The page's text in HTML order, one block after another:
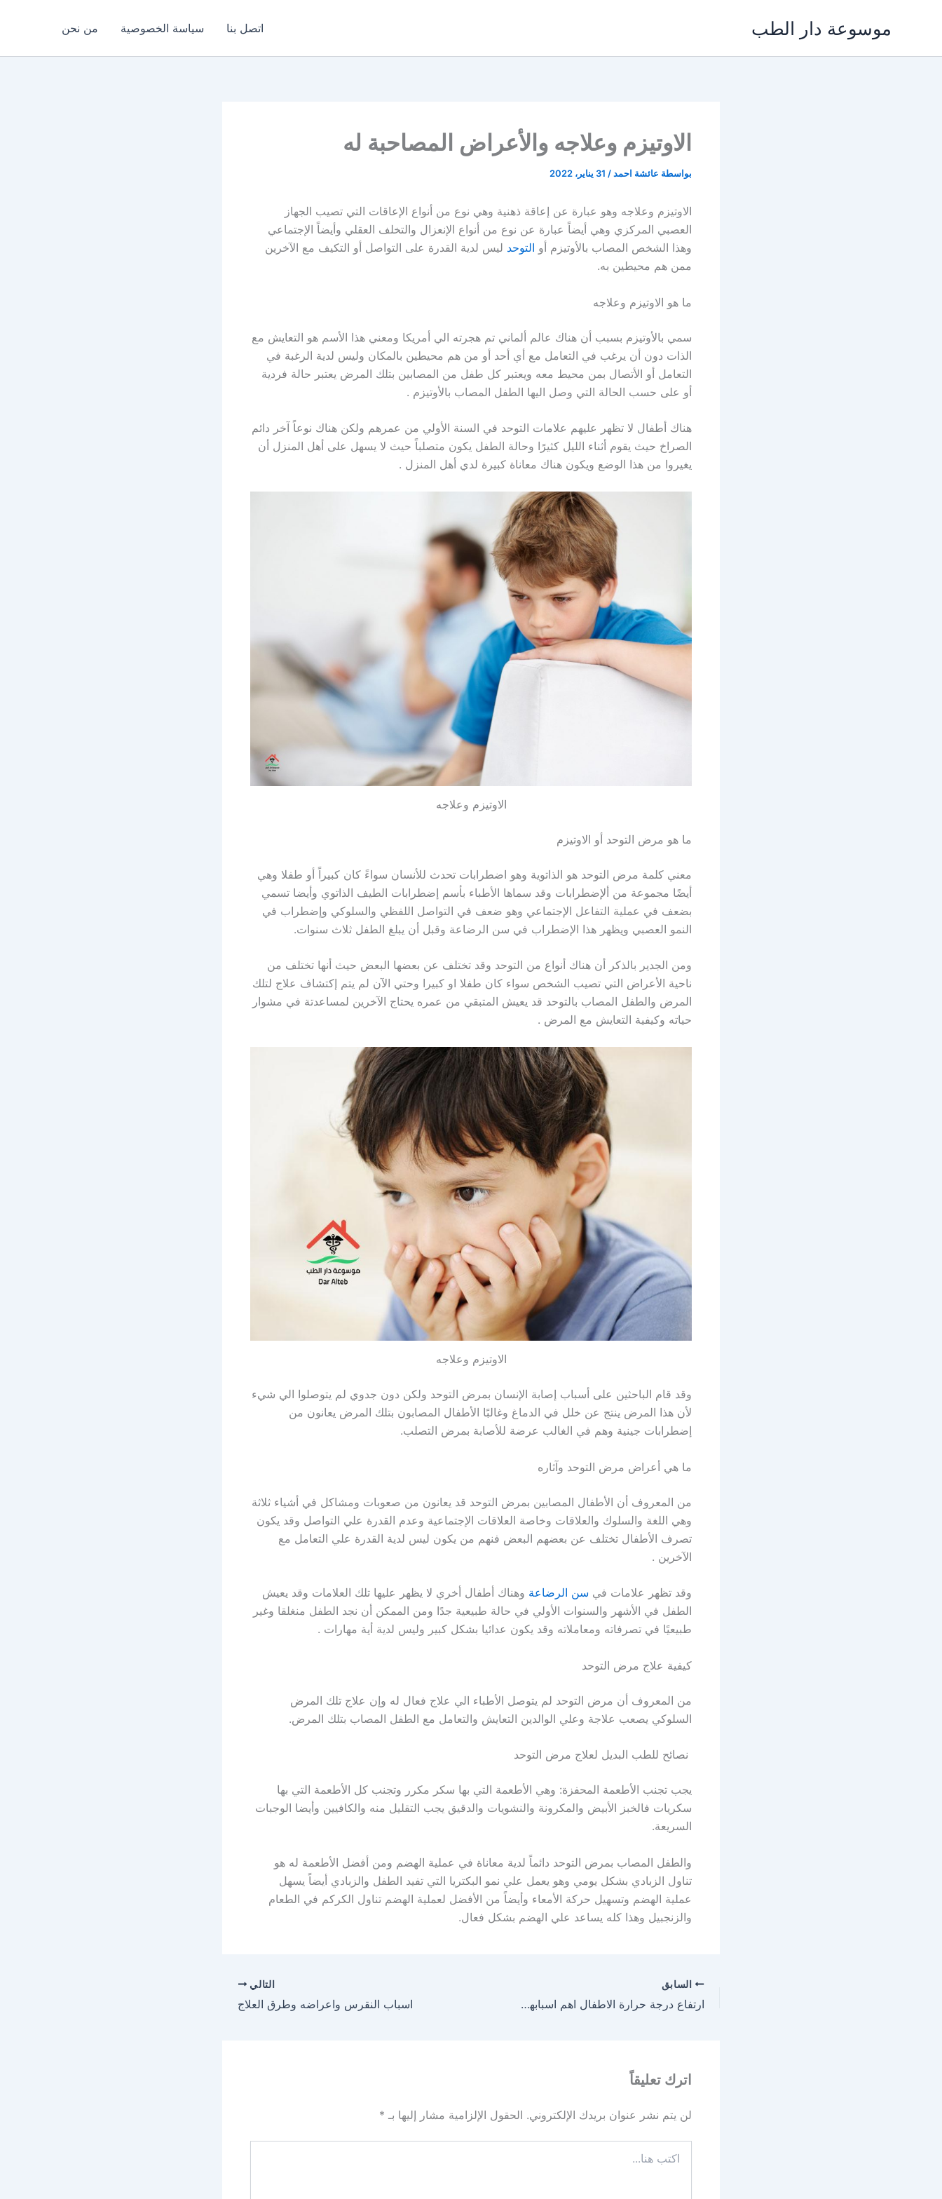
موسوعة دار الطب اتصل بنا سياسة الخصوصية من نحن
الاوتيزم وعلاجه والأعراض المصاحبة له
بواسطة عائشة احمد/ 31 يناير، 2022
الاوتيزم وعلاجه وهو عبارة عن إعاقة ذهنية وهي نوع من أنواع الإعاقات التي تصيب الجهاز
العصبي المركزي وهي أيضاً عبارة عن نوع من أنواع الإنعزال والتخلف العقلي وأيضاً الإجتماعي
وهذا الشخص المصاب بالأوتيزم أو التوحد ليس لدية القدرة على التواصل أو التكيف مع الآخرين
ممن هم محيطين به.
ما هو الاوتيزم وعلاجه
سمي بالأوتيزم بسبب أن هناك عالم ألماني تم هجرته الي أمريكا ومعني هذا الأسم هو التعايش مع
الذات دون أن يرغب في التعامل مع أي أحد أو من هم محيطين بالمكان وليس لدية الرغبة في
التعامل أو الأتصال بمن محيط معه ويعتبر كل طفل من المصابين بتلك المرض يعتبر حالة فردية
أو على حسب الحالة التي وصل اليها الطفل المصاب بالأوتيزم .
هناك أطفال لا تظهر عليهم علامات التوحد في السنة الأولي من عمرهم ولكن هناك نوعاً آخر دائم
الصراخ حيث يقوم أثناء الليل كثيرًا وحالة الطفل يكون متصلباً حيث لا يسهل على أهل المنزل أن
يغيروا من هذا الوضع ويكون هناك معاناة كبيرة لدي أهل المنزل .
الاوتيزم وعلاجه
ما هو مرض التوحد أو الاوتيزم
معني كلمة مرض التوحد هو الذاتوية وهو اضطرابات تحدث للأنسان سواءً كان كبيراً أو طفلا وهي
أيضًا مجموعة من ألإضطرابات وقد سماها الأطباء بأسم إضطرابات الطيف الذاتوي وأيضا تسمي
بضعف في عملية التفاعل الإجتماعي وهو ضعف في التواصل اللفظي والسلوكي وإضطراب في
النمو العصبي ويظهر هذا الإضطراب في سن الرضاعة وقبل أن يبلغ الطفل ثلاث سنوات.
ومن الجدير بالذكر أن هناك أنواع من التوحد وقد تختلف عن بعضها البعض حيث أنها تختلف من
ناحية الأعراض التي تصيب الشخص سواء كان طفلا او كبيرا وحتي الآن لم يتم إكتشاف علاج لتلك
المرض والطفل المصاب بالتوحد قد يعيش المتبقي من عمره يحتاج الآخرين لمساعدتة في مشوار
حياته وكيفية التعايش مع المرض .
الاوتيزم وعلاجه
وقد قام الباحثين على أسباب إصابة الإنسان بمرض التوحد ولكن دون جدوي لم يتوصلوا الي شيء
لأن هذا المرض ينتج عن خلل في الدماغ وغالبًا الأطفال المصابون بتلك المرض يعانون من
إضطرابات جينية وهم في الغالب عرضة للأصابة بمرض التصلب.
ما هي أعراض مرض التوحد وآثاره
من المعروف أن الأطفال المصابين بمرض التوحد قد يعانون من صعوبات ومشاكل في أشياء ثلاثة
وهي اللغة والسلوك والعلاقات وخاصة العلاقات الإجتماعية وعدم القدرة علي التواصل وقد يكون
تصرف الأطفال تختلف عن بعضهم البعض فنهم من يكون ليس لدية القدرة علي التعامل مع
الآخرين .
وقد تظهر علامات في سن الرضاعة وهناك أطفال أخري لا يظهر عليها تلك العلامات وقد يعيش
الطفل في الأشهر والسنوات الأولي في حالة طبيعية جدًا ومن الممكن أن نجد الطفل منغلقا وغير
طبيعيًا في تصرفاته ومعاملاته وقد يكون عدائيا بشكل كبير وليس لدية أية مهارات .
كيفية علاج مرض التوحد
من المعروف أن مرض التوحد لم يتوصل الأطباء الي علاج فعال له وإن علاج تلك المرض
السلوكي يصعب علاجة وعلي الوالدين التعايش والتعامل مع الطفل المصاب بتلك المرض.
نصائح للطب البديل لعلاج مرض التوحد
يجب تجنب الأطعمة المحفزة: وهي الأطعمة التي بها سكر مكرر وتجنب كل الأطعمة التي بها
سكريات فالخبز الأبيض والمكرونة والنشويات والدقيق يجب التقليل منه والكافيين وأيضا الوجبات
السريعة.
والطفل المصاب بمرض التوحد دائماً لدية معاناة في عملية الهضم ومن أفضل الأطعمة له هو
تناول الزبادي بشكل يومي وهو يعمل علي نمو البكتريا التي تفيد الطفل والزبادي أيضاً يسهل
عملية الهضم وتسهيل حركة الأمعاء وأيضاً من الأفضل لعملية الهضم تناول الكركم في الطعام
والزنجبيل وهذا كله يساعد علي الهضم بشكل فعال.
السابق
ارتفاع درجة حرارة الاطفال اهم اسبابها والعلاج
التالي
اسباب النقرس واعراضه وطرق العلاج
اترك تعليقاً
لن يتم نشر عنوان بريدك الإلكتروني. الحقول الإلزامية مشار إليها بـ *
هنا...